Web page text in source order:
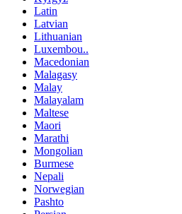
Latin
Latvian
Lithuanian
Luxembou..
Macedonian
Malagasy
Malay
Malayalam
Maltese
Maori
Marathi
Mongolian
Burmese
Nepali
Norwegian
Pashto